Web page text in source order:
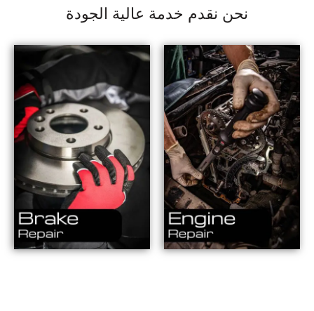
نحن نقدم خدمة عالية الجودة